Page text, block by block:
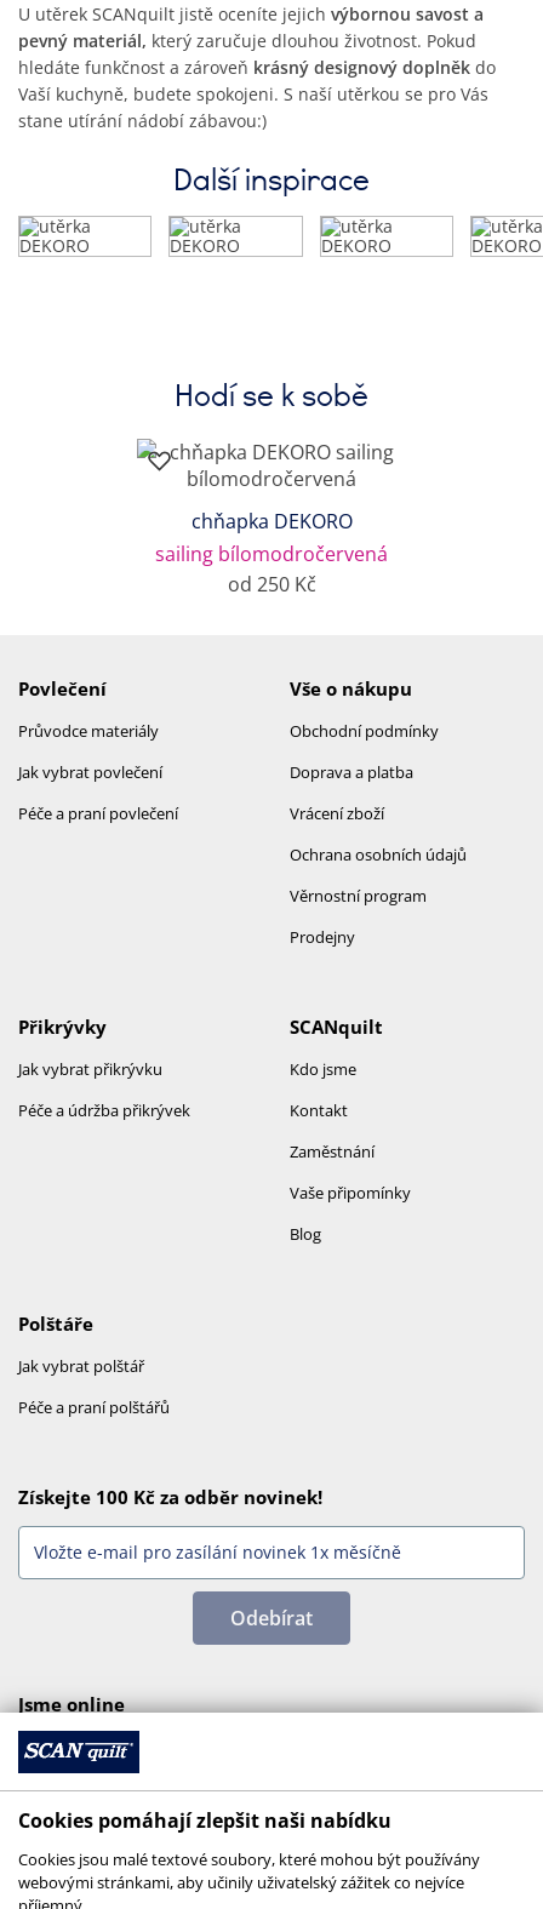
U utěrek SCANquilt jistě oceníte jejich výbornou savost a
pevný materiál, který zaručuje dlouhou životnost. Pokud
hledáte funkčnost a zároveň krásný designový doplněk do
Vaší kuchyně, budete spokojeni. S naší utěrkou se pro Vás
stane utírání nádobí zábavou:)
Další inspirace
Hodí se k sobě
chňapka DEKORO
sailing bílomodročervená
od 250 Kč
Povlečení
Průvodce materiály
Jak vybrat povlečení
Péče a praní povlečení
Vše o nákupu
Obchodní podmínky
Doprava a platba
Vrácení zboží
Ochrana osobních údajů
Věrnostní program
Prodejny
SCANquilt
Kdo jsme
Kontakt
Zaměstnání
Vaše připomínky
Blog
Přikrývky
Jak vybrat přikrývku
Péče a údržba přikrývek
Polštáře
Jak vybrat polštář
Péče a praní polštářů
Získejte 100 Kč za odběr novinek!
Odebírat
Jsme online
Cookies pomáhají zlepšit naši nabídku
Cookies jsou malé textové soubory, které mohou být používány
webovými stránkami, aby učinily uživatelský zážitek co nejvíce